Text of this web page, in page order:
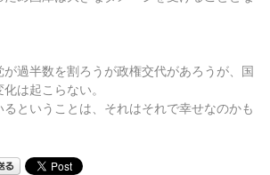
過半数を割ろうが政権交代があろうが、国
は起こらない。
ということは、それはそれで幸せなのかも